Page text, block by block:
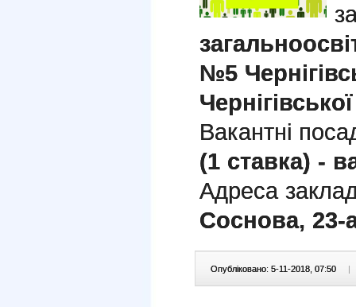
№5
Вакантні
(1 ставка) -
Адреса
Соснова, 23-
Опубліковано: 5-11-2018, 07:50 |